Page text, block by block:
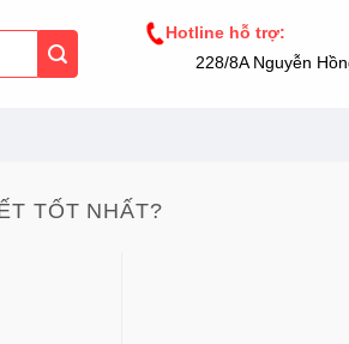
Hotline hỗ trợ:
228/8A Nguyễn
TỐT NHẤT?